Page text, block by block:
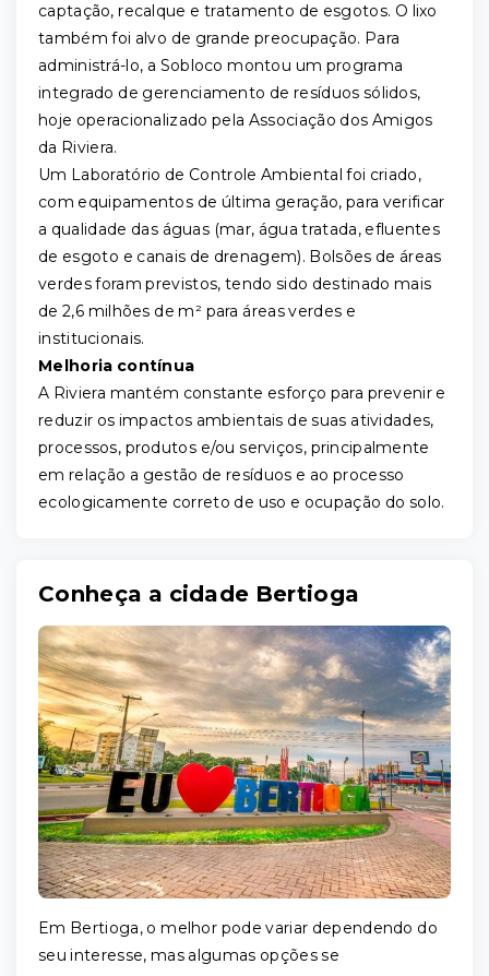
captação, recalque e tratamento de esgotos. O lixo
também foi alvo de grande preocupação. Para
administrá-lo, a Sobloco montou um programa
integrado de gerenciamento de resíduos sólidos,
hoje operacionalizado pela Associação dos Amigos
da Riviera.
Um Laboratório de Controle Ambiental foi criado,
com equipamentos de última geração, para verificar
a qualidade das águas (mar, água tratada, efluentes
de esgoto e canais de drenagem). Bolsões de áreas
verdes foram previstos, tendo sido destinado mais
de 2,6 milhões de m² para áreas verdes e
institucionais.
Melhoria contínua
A Riviera mantém constante esforço para prevenir e
reduzir os impactos ambientais de suas atividades,
processos, produtos e/ou serviços, principalmente
em relação a gestão de resíduos e ao processo
ecologicamente correto de uso e ocupação do solo.
Conheça a cidade Bertioga
Em Bertioga, o melhor pode variar dependendo do
seu interesse, mas algumas opções se